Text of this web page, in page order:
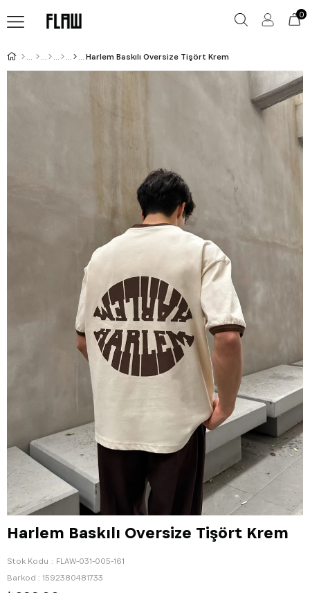
0
Harlem Baskılı Oversize Tişört Krem
Harlem Baskılı Oversize Tişört Krem
Stok Kodu
FLAW-031-005-161
Barkod : 1592380481733